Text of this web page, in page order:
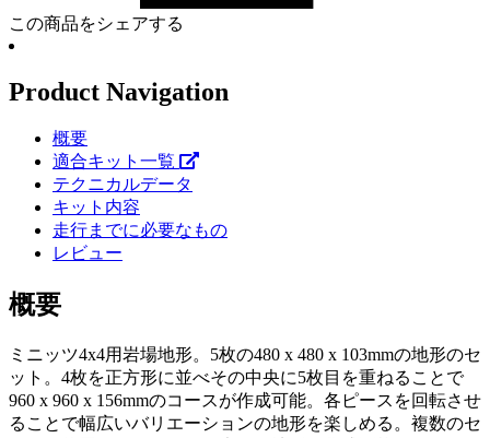
この商品をシェアする
Product Navigation
概要
適合キット一覧
テクニカルデータ
キット内容
走行までに必要なもの
レビュー
概要
ミニッツ4x4用岩場地形。5枚の480 x 480 x 103mmの地形のセ
ット。4枚を正方形に並べその中央に5枚目を重ねることで
960 x 960 x 156mmのコースが作成可能。各ピースを回転させ
ることで幅広いバリエーションの地形を楽しめる。複数のセ